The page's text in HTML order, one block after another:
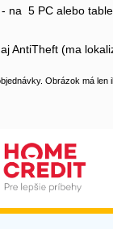
na 5 PC alebo
AntiTheft (ma
Obrázok má len